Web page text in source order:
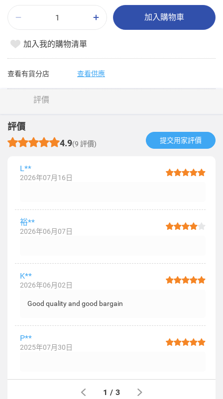
加入購物車
加入我的購物清單
查看有貨分店 查看供應
評價
評價
4.9(9 評價) 提交用家評價​
L**
2026年07月16日
裕**
2026年06月07日
K**
2026年06月02日
Good quality and good bargain
P**
2025年07月30日
1 / 3